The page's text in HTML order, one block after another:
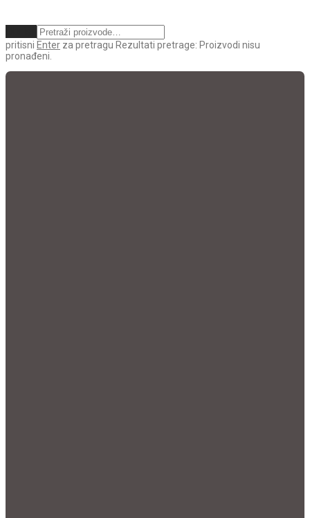
pritisni Enter za pretragu Rezultati pretrage: Proizvodi nisu
pronađeni.